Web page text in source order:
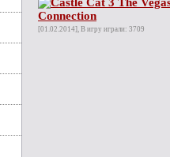
[01.02.2014], В игру играли: 3709